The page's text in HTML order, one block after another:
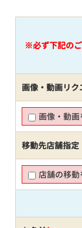
※必ず下記の
画像・動画リク
画像・動
移動先店舗指定
店舗の移動